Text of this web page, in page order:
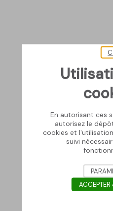
En autorisant ces
autorisez le
cookies et
suivi
ACCEPTER